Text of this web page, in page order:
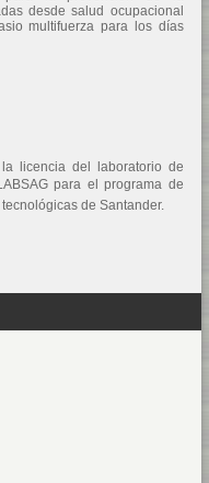
desde salud ocupacional
multifuerza para los días
licencia del laboratorio de
para el programa de
de Santander.